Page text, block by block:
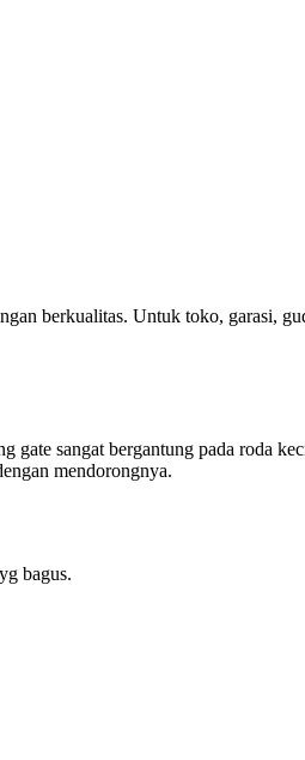
berkualitas. Untuk toko, garasi,
sangat bergantung pada roda
mendorongnya.
bagus.